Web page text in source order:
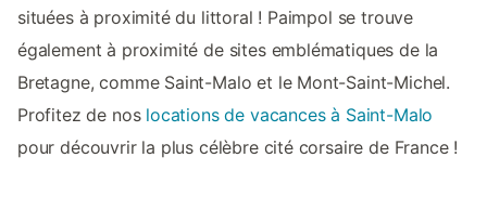
situées à proximité du littoral ! Paimpol se trouve
également à proximité de sites emblématiques de la
Bretagne, comme Saint-Malo et le Mont-Saint-Michel.
Profitez de nos locations de vacances à Saint-Malo
pour découvrir la plus célèbre cité corsaire de France !